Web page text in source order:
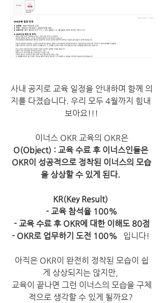
사내 공지로 교육 일정을 안내하며 함께 의
지를 다졌습니다. 우리 모두 4월까지 힘내
보아요!!!
이너스 OKR 교육의 OKR은
O(Object) : 교육 수료 후 이너스인들은
OKR이 성공적으로 정착된 이너스의 모습
을 상상할 수 있게 된다.
KR(Key Result)
- 교육 참석율 100%
- 교육 수료 후 OKR에 대한 이해도 80점
- OKR로 업무하기 도전 100%
   입니다!
아직은 OKR이 완전히 정착된 모습이 쉽
게 상상되지는 않지만,
교육이 끝나면 그런 이너스의 모습을 구체
적으로 생각할 수 있게 될까요?